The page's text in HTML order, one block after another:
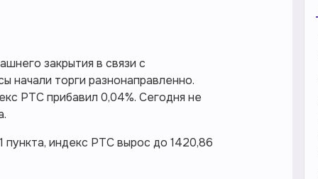
закрытия в связи с
торги разнонаправленно.
РТС прибавил 0,04%. Сегодня не
индекс РТС вырос до 1420,86